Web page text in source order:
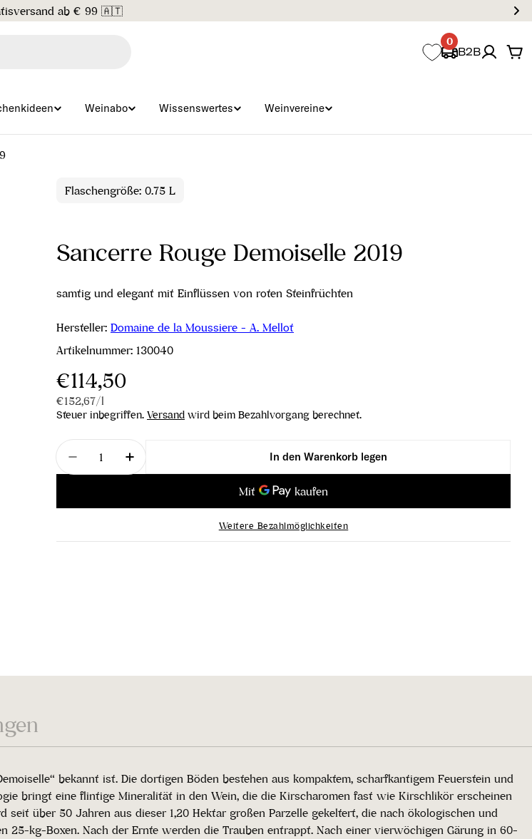
ab € 99 🇦🇹
0
B2B
Weinabo Wissenswertes Weinvereine
Flaschengröße: 0.75 L
Sancerre Rouge Demoiselle 2019
samtig und elegant mit Einflüssen von roten Steinfrüchten
Hersteller: Domaine de la Moussiere - A. Mellot
Artikelnummer: 130040
Regulärer
Preis
€114,50
Stückpreis
€152,67/pro
l
Steuer inbegriffen. Versand wird beim Bezahlvorgang berechnet.
Menge
Menge für Sancerre Rouge Demoiselle 2019 verringern
Menge für Sancerre Rouge Demoiselle 2019 erhöhen
In den Warenkorb legen
Weitere Bezahlmöglichkeiten
bekannt ist. Die dortigen Böden bestehen aus kompaktem, scharfkantigem Feuerstein und
bringt eine flintige Mineralität in den Wein, die die Kirscharomen fast wie Kirschlikör erscheinen
über 50 Jahren aus dieser 1,20 Hektar großen Parzelle gekeltert, die nach ökologischen und
kg-Boxen. Nach der Ernte werden die Trauben entrappt. Nach einer vierwöchigen Gärung in 60-